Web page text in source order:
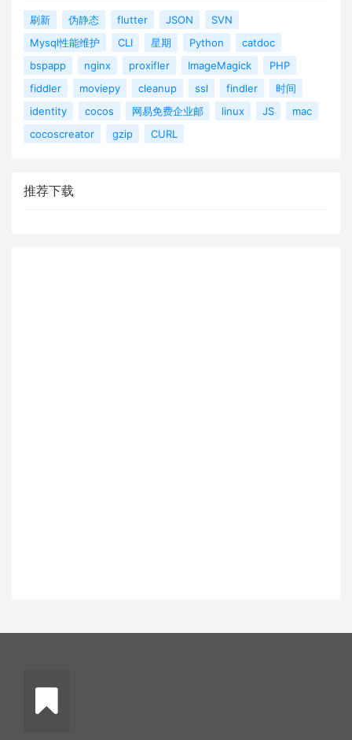
刷新 伪静态 flutter JSON
SVN
Mysql性能维护
CLI 星期 Python
catdoc
bspapp
nginx proxifler ImageMagick
PHP
fiddler
moviepy cleanup ssl findler
时间
identity
cocos 网易免费企业邮 linux JS
mac
cocoscreator
gzip CURL
推荐下载